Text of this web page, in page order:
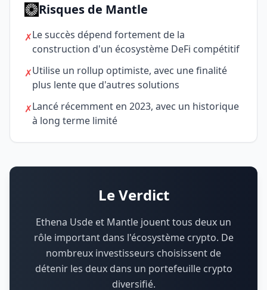
Risques de Mantle
✗Le succès dépend fortement de la
construction d'un écosystème DeFi compétitif
✗Utilise un rollup optimiste, avec une finalité
plus lente que d'autres solutions
✗Lancé récemment en 2023, avec un historique
à long terme limité
Le Verdict
Ethena Usde et Mantle jouent tous deux un
rôle important dans l'écosystème crypto. De
nombreux investisseurs choisissent de
détenir les deux dans un portefeuille crypto
diversifié.